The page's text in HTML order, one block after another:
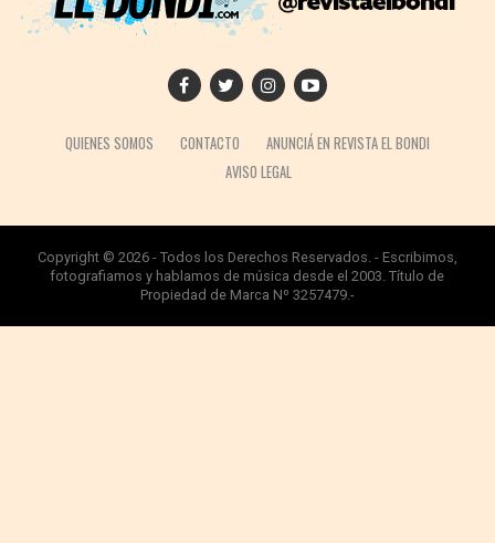
QUIENES SOMOS CONTACTO
ANUNCIÁ EN REVISTA EL BONDI
AVISO LEGAL
Copyright © 2026 - Todos los Derechos Reservados. - Escribimos,
fotografiamos y hablamos de música desde el 2003. Título de
Propiedad de Marca Nº 3257479.-